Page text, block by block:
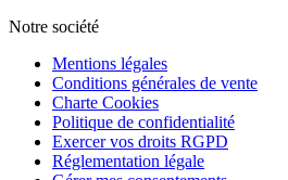
Notre société
Mentions légales
Conditions générales de vente
Charte Cookies
Politique de confidentialité
Exercer vos droits RGPD
Réglementation légale